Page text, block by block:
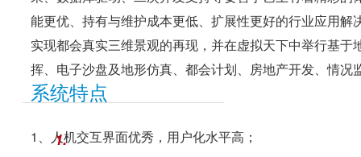
能更优、持有与维护成本更低、扩展性更好的行业应用
实现都会真实三维景观的再现，并在虚拟天下中举行基
挥、电子沙盘及地形仿真、都会计划、房地产开发、情况
系统特点
1、人机交互界面优秀，用户化水平高；
1.